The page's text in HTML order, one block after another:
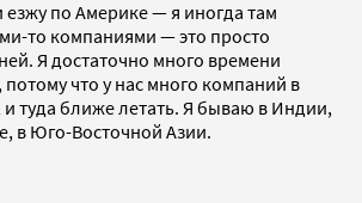
по Америке — я иногда там
то компаниями — это просто
Я достаточно много времени
что у нас много компаний в
туда ближе летать. Я бываю в Индии,
в Юго-Восточной Азии.